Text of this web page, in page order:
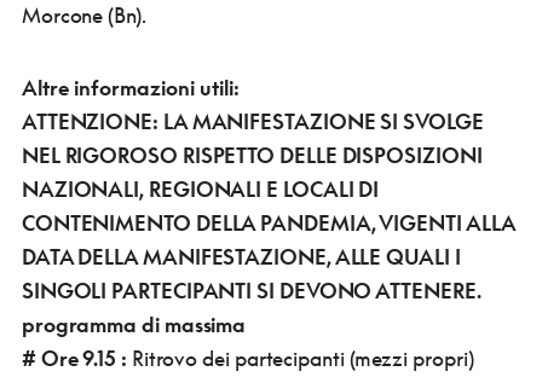
Morcone (Bn).
Altre informazioni utili:
ATTENZIONE: LA MANIFESTAZIONE SI SVOLGE
NEL RIGOROSO RISPETTO DELLE DISPOSIZIONI
NAZIONALI, REGIONALI E LOCALI DI
CONTENIMENTO DELLA PANDEMIA, VIGENTI ALLA
DATA DELLA MANIFESTAZIONE, ALLE QUALI I
SINGOLI PARTECIPANTI SI DEVONO ATTENERE.
programma di massima
# Ore 9.15 : Ritrovo dei partecipanti (mezzi propri)